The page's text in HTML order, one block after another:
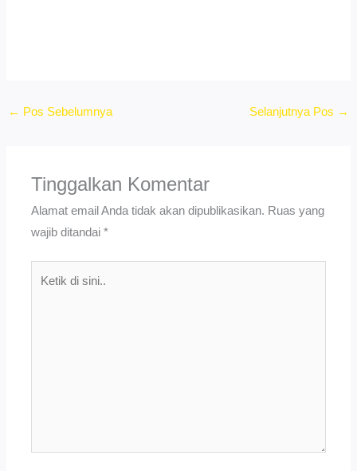
← Pos Sebelumnya Selanjutnya Pos →
Tinggalkan Komentar
Alamat email Anda tidak akan dipublikasikan. Ruas yang
wajib ditandai*